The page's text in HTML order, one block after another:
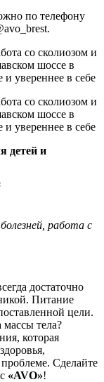
по телефону
детей и
работа с
достаточно
Питание
цели.
массы тела?
которая
Сделайте
«AVO»!